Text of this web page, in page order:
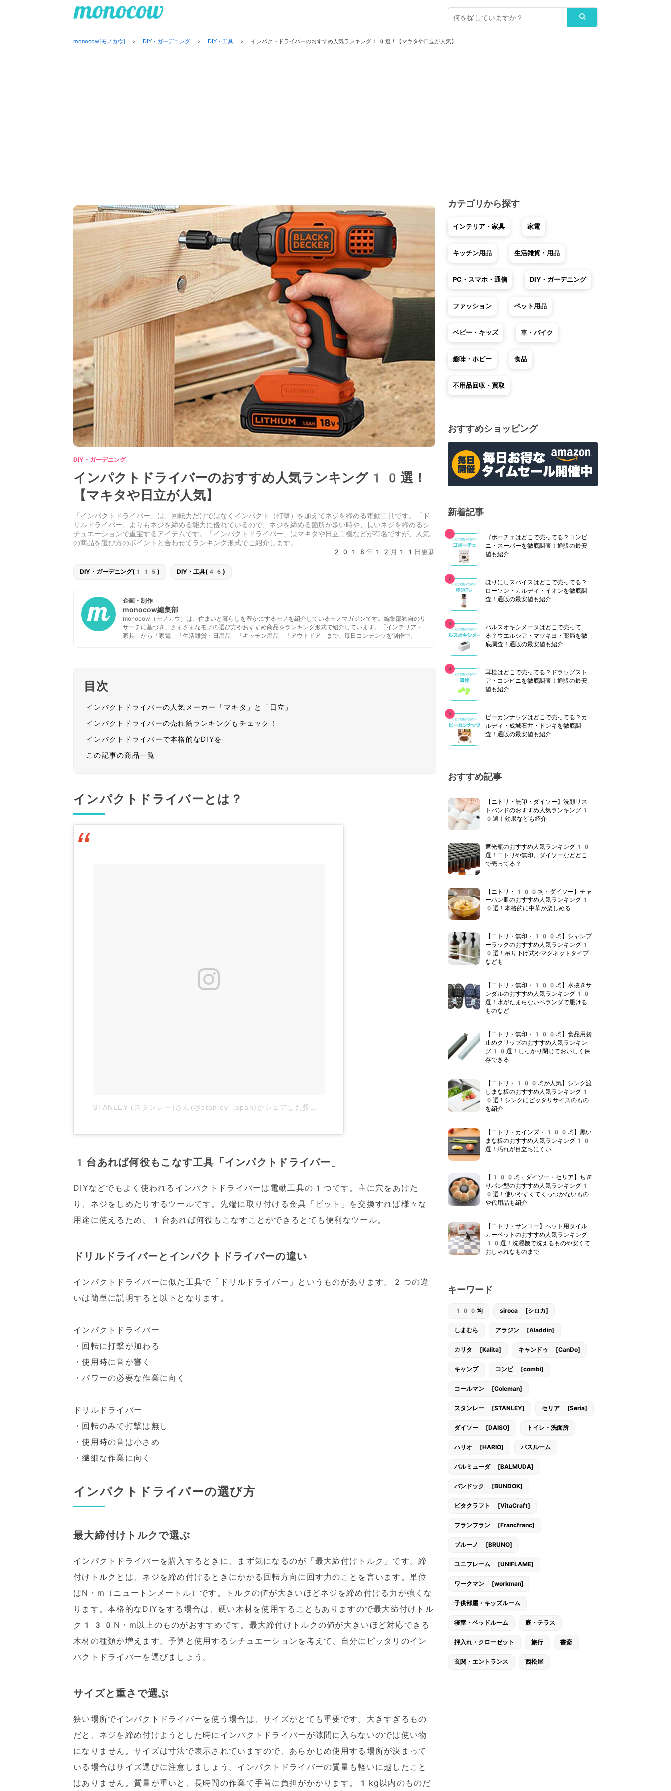
monocow[モノカウ] > DIY・ガーデニング > DIY・工具 > インパクトドライバーのおすすめ人気ランキング10選！【マキタや日立が人気】
DIY・ガーデニング
インパクトドライバーのおすすめ人気ランキング10選！
【マキタや日立が人気】
「インパクトドライバー」は、回転力だけではなくインパクト（打撃）を加えてネジを締める電動工具です。「ド
リルドライバー」よりもネジを締める能力に優れているので、ネジを締める箇所が多い時や、長いネジを締めるシ
チュエーションで重宝するアイテムです。「インパクトドライバー」はマキタや日立工機などが有名ですが、人気
の商品を選び方のポイントと合わせてランキング形式でご紹介します。
2018年12月11日更新
DIY・ガーデニング(115) DIY・工具(46)
企画・制作
monocow編集部
monocow（モノカウ）は、住まいと暮らしを豊かにするモノを紹介しているモノマガジンです。編集部独自のリ
サーチに基づき、さまざまなモノの選び方やおすすめ商品をランキング形式で紹介しています。「インテリア・
家具」から「家電」「生活雑貨・日用品」「キッチン用品」「アウトドア」まで、毎日コンテンツを制作中。
目次
インパクトドライバーの人気メーカー「マキタ」と「日立」
インパクトドライバーの売れ筋ランキングもチェック！
インパクトドライバーで本格的なDIYを
この記事の商品一覧
インパクトドライバーとは？
STANLEY (スタンレー)さん(@stanley_japan)がシェアした投稿 2018年 7月月16日午後4時07分PDT
1台あれば何役もこなす工具「インパクトドライバー」
DIYなどでもよく使われるインパクトドライバーは電動工具の1つです。主に穴をあけた
り、ネジをしめたりするツールです。先端に取り付ける金具「ビット」を交換すれば様々な
用途に使えるため、1台あれば何役もこなすことができるとても便利なツール。
ドリルドライバーとインパクトドライバーの違い
インパクトドライバーに似た工具で「ドリルドライバー」というものがあります。2つの違
いは簡単に説明すると以下となります。
インパクトドライバー
・回転に打撃が加わる
・使用時に音が響く
・パワーの必要な作業に向く
ドリルドライバー
・回転のみで打撃は無し
・使用時の音は小さめ
・繊細な作業に向く
インパクトドライバーの選び方
最大締付けトルクで選ぶ
インパクトドライバーを購入するときに、まず気になるのが「最大締付けトルク」です。締
付けトルクとは、ネジを締め付けるときにかかる回転方向に回す力のことを言います。単位
はN・m（ニュートンメートル）です。トルクの値が大きいほどネジを締め付ける力が強くな
ります。本格的なDIYをする場合は、硬い木材を使用することもありますので最大締付けトル
ク130N・m以上のものがおすすめです。最大締付けトルクの値が大きいほど対応できる
木材の種類が増えます。予算と使用するシチュエーションを考えて、自分にピッタリのイン
パクトドライバーを選びましょう。
サイズと重さで選ぶ
狭い場所でインパクトドライバーを使う場合は、サイズがとても重要です。大きすぎるもの
だと、ネジを締め付けようとした時にインパクトドライバーが隙間に入らないのでは使い物
になりません。サイズは寸法で表示されていますので、あらかじめ使用する場所が決まって
いる場合はサイズ選びに注意しましょう。インパクトドライバーの質量も軽いに越したこと
はありません。質量が重いと、長時間の作業で手首に負担がかかります。1kg以内のものだ
カテゴリから探す
インテリア・家具 家電
キッチン用品 生活雑貨・用品
PC・スマホ・通信 DIY・ガーデニング
ファッション ペット用品
ベビー・キッズ 車・バイク
趣味・ホビー 食品
不用品回収・買取
おすすめショッピング
新着記事
ゴボーチェはどこで売ってる？コンビ
ニ・スーパーを徹底調査！通販の最安
値も紹介
ほりにしスパイスはどこで売ってる？
ローソン・カルディ・イオンを徹底調
査！通販の最安値も紹介
パルスオキシメータはどこで売って
る？ウエルシア・マツキヨ・薬局を徹
底調査！通販の最安値も紹介
耳栓はどこで売ってる？ドラッグスト
ア・コンビニを徹底調査！通販の最安
値も紹介
ピーカンナッツはどこで売ってる？カ
ルディ・成城石井・ドンキを徹底調
査！通販の最安値も紹介
おすすめ記事
【ニトリ・無印・ダイソー】洗顔リス
トバンドのおすすめ人気ランキング1
0選！効果なども紹介
遮光瓶のおすすめ人気ランキング10
選！ニトリや無印、ダイソーなどどこ
で売ってる？
【ニトリ・100均・ダイソー】チャ
ーハン皿のおすすめ人気ランキング1
0選！本格的に中華が楽しめる
【ニトリ・無印・100均】シャンプ
ーラックのおすすめ人気ランキング1
0選！吊り下げ式やマグネットタイプ
なども
【ニトリ・無印・100均】水抜きサ
ンダルのおすすめ人気ランキング10
選！水がたまらないベランダで履ける
ものなど
【ニトリ・無印・100均】食品用袋
止めクリップのおすすめ人気ランキン
グ10選！しっかり閉じておいしく保
存できる
【ニトリ・100均が人気】シンク渡
しまな板のおすすめ人気ランキング1
0選！シンクにピッタリサイズのもの
を紹介
【ニトリ・カインズ・100均】黒い
まな板のおすすめ人気ランキング10
選！汚れが目立ちにくい
【100均・ダイソー・セリア】ちぎ
りパン型のおすすめ人気ランキング1
0選！使いやすくてくっつかないもの
や代用品も紹介
【ニトリ・サンコー】ペット用タイル
カーペットのおすすめ人気ランキング
10選！洗濯機で洗えるものや安くて
おしゃれなものまで
キーワード
100均 siroca [シロカ]
しまむら アラジン [Aladdin]
カリタ [Kalita] キャンドゥ [CanDo]
キャンプ コンビ [combi]
コールマン [Coleman]
スタンレー [STANLEY] セリア [Seria]
ダイソー [DAISO] トイレ・洗面所
ハリオ [HARIO] バスルーム
バルミューダ [BALMUDA]
バンドック [BUNDOK]
ビタクラフト [VitaCraft]
フランフラン [Francfranc]
ブルーノ [BRUNO]
ユニフレーム [UNIFLAME]
ワークマン [workman]
子供部屋・キッズルーム
寝室・ベッドルーム 庭・テラス
押入れ・クローゼット 旅行 書斎
玄関・エントランス 西松屋